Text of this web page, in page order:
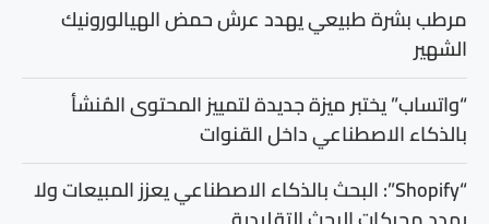
مرطب بشرة طبيعي يهدد عرش حمض الهيالورونيك
الشهير
“واتساب” يختبر ميزة جديدة لتمييز المحتوى المُنشأ
بالذكاء الاصطناعي داخل القنوات
“Shopify”: البحث بالذكاء الاصطناعي يعزز المبيعات ولا